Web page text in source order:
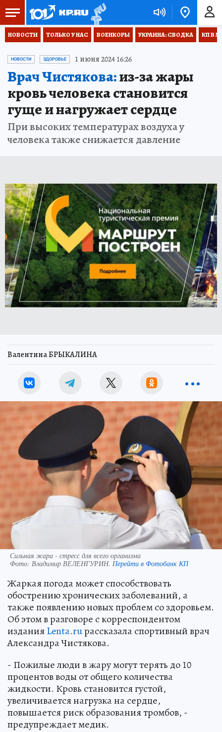
НОВОСТИ ТОЛЬКО У НАС ВОЕНКОРЫ УКРАИНА: СВОДКА КП В
НОВОСТИ ЗДОРОВЬЕ 1 июня 2024 16:26
Врач Чистякова:из-за жары
кровь человека становится
гуще и нагружает сердце
При высоких температурах воздуха у
человека также снижается давление
Валентина БРЫКАЛИНА
Сильная жара - стресс для всего организма
Фото: Владимир ВЕЛЕНГУРИН. Перейти в Фотобанк КП
Жаркая погода может способствовать
обострению хронических заболеваний, а
также появлению новых проблем со здоровьем.
Об этом в разговоре с корреспондентом
изданияLenta.ruрассказала спортивный врач
Александра Чистякова.
- Пожилые люди в жару могут терять до 10
процентов воды от общего количества
жидкости. Кровь становится густой,
увеличивается нагрузка на сердце,
повышается риск образования тромбов, -
предупреждает медик.